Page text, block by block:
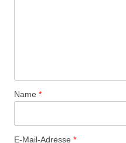
Name *
E-Mail-Adresse *